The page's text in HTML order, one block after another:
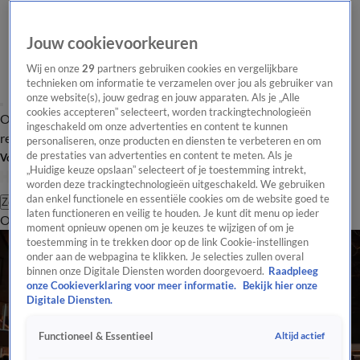
Overzicht Laatste nieuws Regionieuws Het beste van Hart
Tip de
redactie
Volg Hart van Nederland
Zoeken
OverzichtRegioUitzendingenWeerTip de redactiePanelVideo's
Jouw cookievoorkeuren
Wij en onze29 partners gebruiken cookies en vergelijkbare
technieken om informatie te verzamelen over jou als gebruiker van
onze website(s), jouw gedrag en jouw apparaten. Als je „Alle
cookies accepteren” selecteert, worden trackingtechnologieën
ingeschakeld om onze advertenties en content te kunnen
personaliseren, onze producten en diensten te verbeteren en om
de prestaties van advertenties en content te meten. Als je
„Huidige keuze opslaan” selecteert of je toestemming intrekt,
worden deze trackingtechnologieën uitgeschakeld. We gebruiken
dan enkel functionele en essentiële cookies om de website goed te
laten functioneren en veilig te houden. Je kunt dit menu op ieder
moment opnieuw openen om je keuzes te wijzigen of om je
toestemming in te trekken door op de link Cookie-instellingen
onder aan de webpagina te klikken. Je selecties zullen overal
binnen onze Digitale Diensten worden doorgevoerd. Raadpleeg
onze Cookieverklaring voor meer informatie.
Bekijk hier onze
Digitale Diensten.
Functioneel & Essentieel Altijd actief